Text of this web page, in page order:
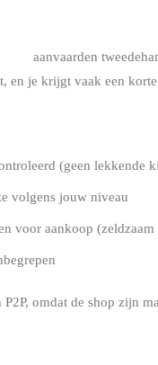
aanvaarden
en je krijgt vaak een
(geen lekkende
volgens jouw niveau
voor aankoop (zeldzaam
omdat de shop zijn